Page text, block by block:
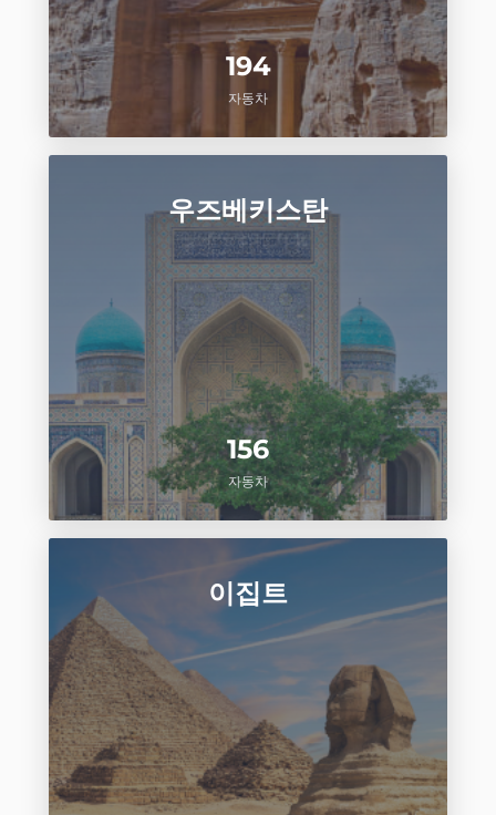
194
자동차
156
자동차
우즈베키스탄
이집트